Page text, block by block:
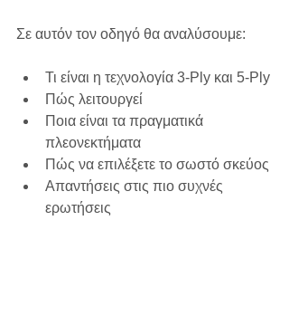
Σε αυτόν τον οδηγό θα αναλύσουμε:
Τι είναι η τεχνολογία 3-Ply και 5-Ply
Πώς λειτουργεί
Ποια είναι τα πραγματικά
πλεονεκτήματα
Πώς να επιλέξετε το σωστό σκεύος
Απαντήσεις στις πιο συχνές
ερωτήσεις